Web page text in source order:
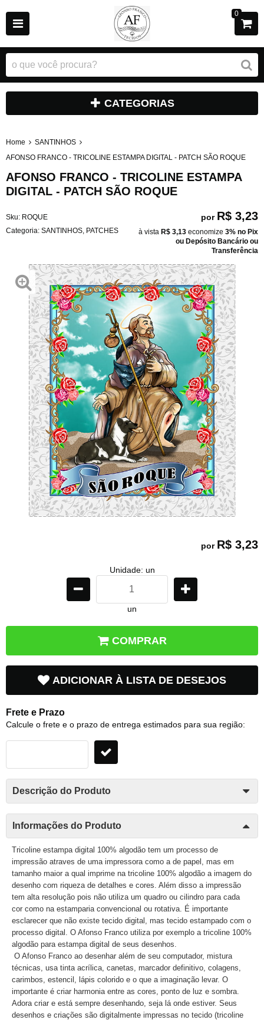
0
CATEGORIAS
Home
SANTINHOS
AFONSO FRANCO - TRICOLINE ESTAMPA DIGITAL - PATCH SÃO ROQUE
AFONSO FRANCO - TRICOLINE ESTAMPA
DIGITAL - PATCH SÃO ROQUE
Sku: ROQUE
Categoria: SANTINHOS PATCHES
por R$ 3,23
à vista R$ 3,13 economize 3% no Pix
ou Depósito Bancário ou
Transferência
por R$ 3,23
Unidade: un
un
COMPRAR
ADICIONAR À LISTA DE DESEJOS
Frete e Prazo
Calcule o frete e o prazo de entrega estimados para sua região:
Descrição do Produto
Informações do Produto
Tricoline estampa digital 100% algodão tem um processo de
impressão atraves de uma impressora como a de papel, mas em
tamanho maior a qual imprime na tricoline 100% algodão a imagem do
desenho com riqueza de detalhes e cores. Além disso a impressão
tem alta resolução pois não utiliza um quadro ou cilindro para cada
cor como na estamparia convencional ou rotativa. É importante
esclarecer que não existe tecido digital, mas tecido estampado com o
processo digital. O Afonso Franco utiliza por exemplo a tricoline 100%
algodão para estampa digital de seus desenhos.
O Afonso Franco ao desenhar além de seu computador, mistura
técnicas, usa tinta acrílica, canetas, marcador definitivo, colagens,
carimbos, estencil, lápis colorido e o que a imaginação levar. O
importante é criar harmonia entre as cores, ponto de luz e sombra.
Adora criar e está sempre desenhando, seja lá onde estiver. Seus
desenhos e criações são digitalmente impressas no tecido (tricoline